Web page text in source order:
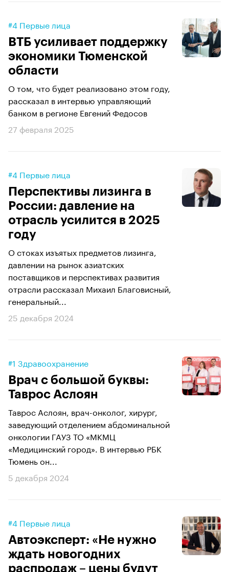
#4 Первые лица
ВТБ усиливает поддержку
экономики Тюменской
области
О том, что будет реализовано этом году,
рассказал в интервью управляющий
банком в регионе Евгений Федосов
27 февраля 2025
#4 Первые лица
Перспективы лизинга в
России: давление на
отрасль усилится в 2025
году
О стоках изъятых предметов лизинга,
давлении на рынок азиатских
поставщиков и перспективах развития
отрасли рассказал Михаил Благовисный,
генеральный...
25 декабря 2024
#1 Здравоохранение
Врач с большой буквы:
Таврос Аслоян
Таврос Аслоян, врач-онколог, хирург,
заведующий отделением абдоминальной
онкологии ГАУЗ ТО «МКМЦ
«Медицинский город». В интервью РБК
Тюмень он...
5 декабря 2024
#4 Первые лица
Автоэксперт: «Не нужно
ждать новогодних
распродаж – цены будут